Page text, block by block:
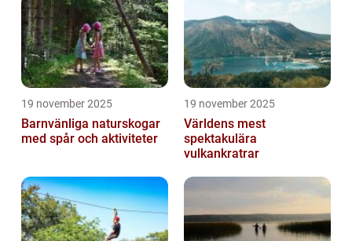
19 november 2025
Barnvänliga naturskogar
med spår och aktiviteter
19 november 2025
Världens mest
spektakulära
vulkankratrar